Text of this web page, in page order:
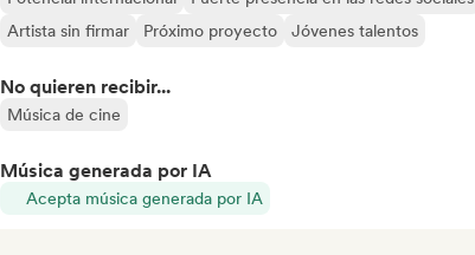
Artista sin firmar
Próximo proyecto Jóvenes talentos
No quieren recibir...
Música de cine
Música generada por IA
Acepta música generada por IA